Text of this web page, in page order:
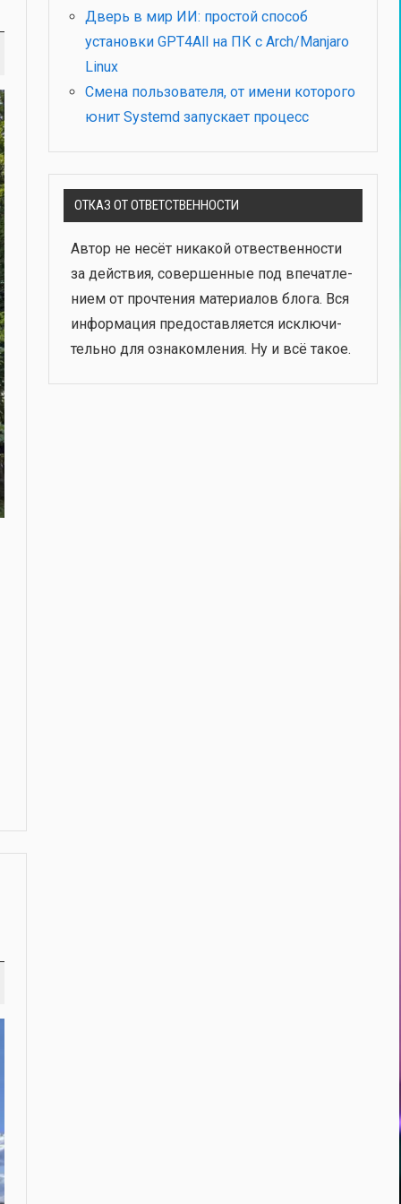
Дверь в мир ИИ: простой способ
установки GPT4All на ПК с Arch/Manjaro
Linux
Смена пользователя, от имени которого
юнит Systemd запускает процесс
ОТКАЗ ОТ ОТВЕТСТВЕННОСТИ
Автор не несёт ника­кой отвест­вен­но­сти
за дей­ствия, совер­шен­ные под впе­чат­ле­
ни­ем от про­чте­ния мате­ри­а­лов бло­га. Вся
инфор­ма­ция предо­став­ля­ет­ся исклю­чи­
тель­но для озна­ком­ле­ния. Ну и всё такое.